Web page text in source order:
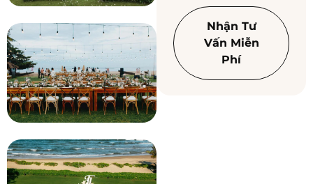
Nhận Tư
Vấn Miễn
Phí